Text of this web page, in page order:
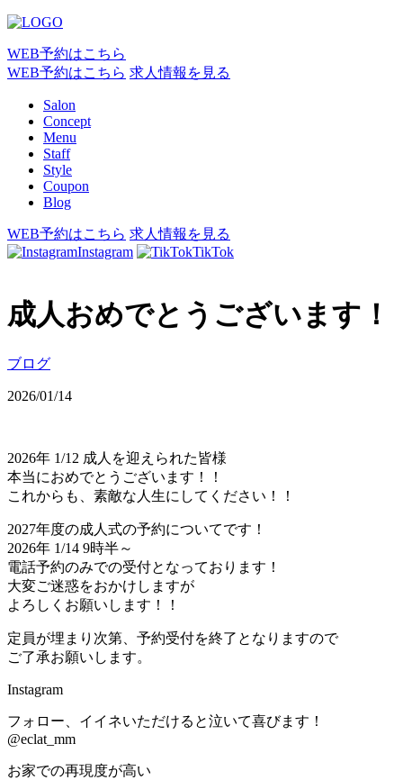
WEB予約はこちら
WEB予約はこちら 求人情報を見る
Salon
Concept
Menu
Staff
Style
Coupon
Blog
WEB予約はこちら 求人情報を見る
Instagram
TikTok
成人おめでとうございます！
ブログ
2026/01/14
2026年 1/12 成人を迎えられた皆様
本当におめでとうございます！！
これからも、素敵な人生にしてください！！
2027年度の成人式の予約についてです！
2026年 1/14 9時半～
電話予約のみでの受付となっております！
大変ご迷惑をおかけしますが
よろしくお願いします！！
定員が埋まり次第、予約受付を終了となりますので
ご了承お願いします。
Instagram
フォロー、イイネいただけると泣いて喜びます！
@eclat_mm
お家での再現度が高い